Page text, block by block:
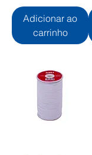
Adicionar ao
carrinho